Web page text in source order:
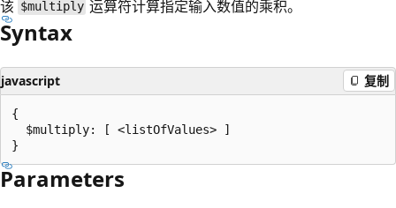
该 $multiply 运算符计算指定输入数值的乘积。
Syntax
javascript 复制
{
  $multiply: [ <listOfValues> ]
Parameters